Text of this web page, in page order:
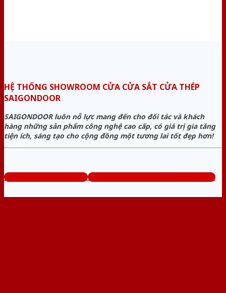
HỆ THỐNG SHOWROOM CỬA CỬA SẮT CỬA THÉP
SAIGONDOOR
SAIGONDOOR luôn nỗ lực mang đến cho đối tác và khách
hàng những sản phẩm công nghệ cao cấp, có giá trị gia tăng
tiện ích, sáng tạo cho cộng đồng một tương lai tốt đẹp hơn!
www.cuasatcuathep.com Tổng đài tư vấn miễn phí: 0824.400.400